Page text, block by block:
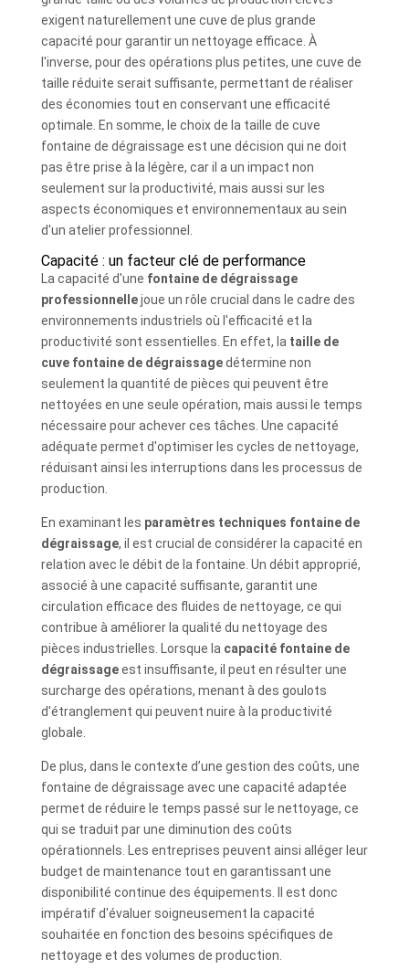
exigent naturellement une cuve de plus grande
capacité pour garantir un nettoyage efficace. À
l'inverse, pour des opérations plus petites, une cuve de
taille réduite serait suffisante, permettant de réaliser
des économies tout en conservant une efficacité
optimale. En somme, le choix de la taille de cuve
fontaine de dégraissage est une décision qui ne doit
pas être prise à la légère, car il a un impact non
seulement sur la productivité, mais aussi sur les
aspects économiques et environnementaux au sein
d'un atelier professionnel.
Capacité : un facteur clé de performance
La capacité d'une fontaine de dégraissage
professionnellejoue un rôle crucial dans le cadre des
environnements industriels où l'efficacité et la
productivité sont essentielles. En effet, la taille de
cuve fontaine de dégraissagedétermine non
seulement la quantité de pièces qui peuvent être
nettoyées en une seule opération, mais aussi le temps
nécessaire pour achever ces tâches. Une capacité
adéquate permet d'optimiser les cycles de nettoyage,
réduisant ainsi les interruptions dans les processus de
production.
En examinant les paramètres techniques fontaine de
dégraissage, il est crucial de considérer la capacité en
relation avec le débit de la fontaine. Un débit approprié,
associé à une capacité suffisante, garantit une
circulation efficace des fluides de nettoyage, ce qui
contribue à améliorer la qualité du nettoyage des
pièces industrielles. Lorsque la capacité fontaine de
dégraissageest insuffisante, il peut en résulter une
surcharge des opérations, menant à des goulots
d'étranglement qui peuvent nuire à la productivité
globale.
De plus, dans le contexte d’une gestion des coûts, une
fontaine de dégraissage avec une capacité adaptée
permet de réduire le temps passé sur le nettoyage, ce
qui se traduit par une diminution des coûts
opérationnels. Les entreprises peuvent ainsi alléger leur
budget de maintenance tout en garantissant une
disponibilité continue des équipements. Il est donc
impératif d'évaluer soigneusement la capacité
souhaitée en fonction des besoins spécifiques de
nettoyage et des volumes de production.